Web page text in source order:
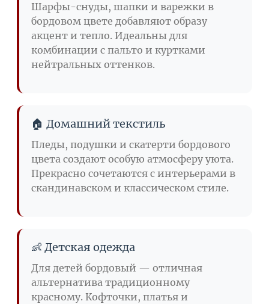
Шарфы-снуды, шапки и варежки в
бордовом цвете добавляют образу
акцент и тепло. Идеальны для
комбинации с пальто и куртками
нейтральных оттенков.
🏠 Домашний текстиль
Пледы, подушки и скатерти бордового
цвета создают особую атмосферу уюта.
Прекрасно сочетаются с интерьерами в
скандинавском и классическом стиле.
👶 Детская одежда
Для детей бордовый — отличная
альтернатива традиционному
красному. Кофточки, платья и